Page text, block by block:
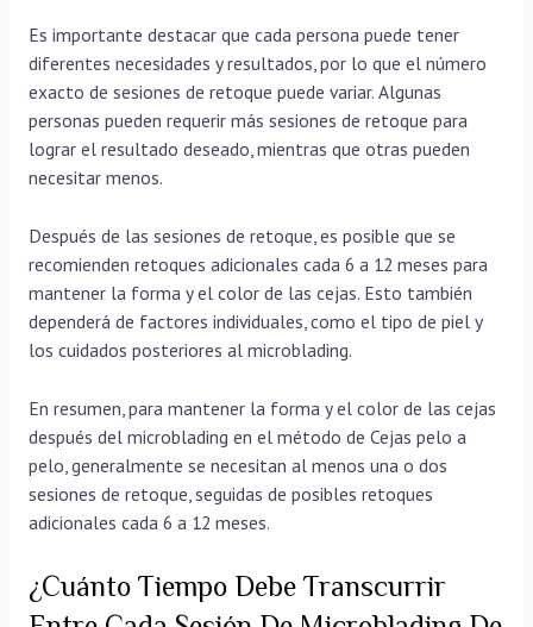
Es importante destacar que cada persona puede tener
diferentes necesidades y resultados, por lo que el número
exacto de sesiones de retoque puede variar. Algunas
personas pueden requerir más sesiones de retoque para
lograr el resultado deseado, mientras que otras pueden
necesitar menos.
Después de las sesiones de retoque, es posible que se
recomienden retoques adicionales cada 6 a 12 meses para
mantener la forma y el color de las cejas. Esto también
dependerá de factores individuales, como el tipo de piel y
los cuidados posteriores al microblading.
En resumen, para mantener la forma y el color de las cejas
después del microblading en el método de Cejas pelo a
pelo, generalmente se necesitan al menos una o dos
sesiones de retoque, seguidas de posibles retoques
adicionales cada 6 a 12 meses.
¿Cuánto Tiempo Debe Transcurrir